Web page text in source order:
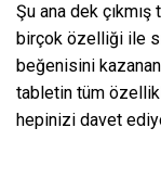
Şu ana dek
birçok özelliği ile
beğenisini
tabletin tüm
hepinizi davet